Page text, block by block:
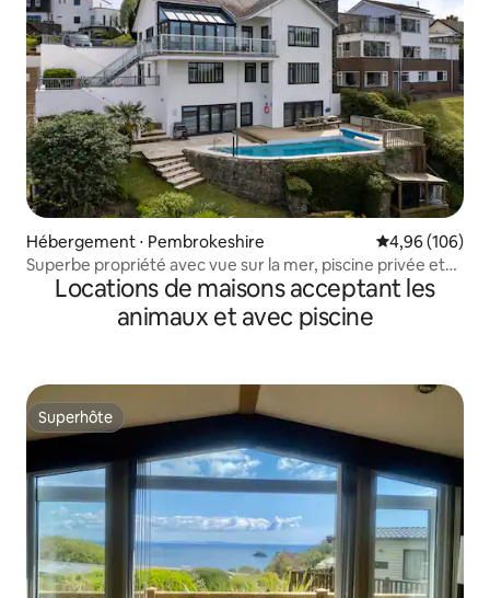
Hébergement ⋅ Pembrokeshire Évaluation
4,96 (106)
Superbe propriété avec vue sur la mer, piscine privée et
parking
Locations de maisons acceptant les
animaux et avec piscine
Superhôte
Superhôte